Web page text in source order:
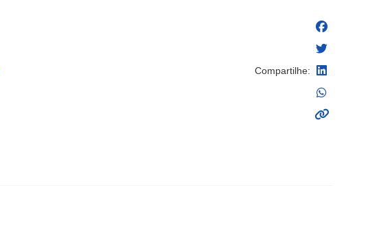
Compartilhe: